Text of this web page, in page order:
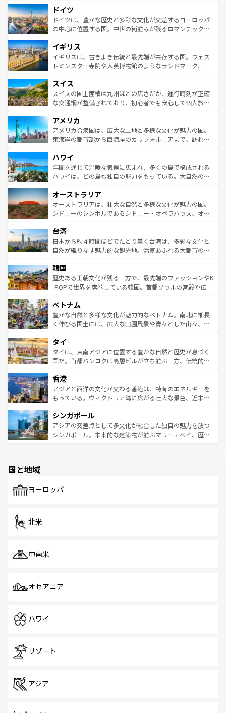
せる。地方によって風土や気候が異なるスペインはその個
性で訪れる人を魅了する。 なお、新着のスペイン情報は コ
ンテンツ一覧を参照してほしい。
で、幅広い魅力が詰まっている。華麗な宮殿、歴史的な大
聖堂、美しいビーチ、そして豊かな自然が、訪れる者を心
から魅了する。また、フランスは美食の国としても知ら
いる。シャンパンの発祥地であるランス、プロヴァンスの
香り高いラベンダー畑など、多彩な楽しみ方が可能だ。さ
らに、パリ以外の地域にも魅力が溢れており、どの街角に
れる地方に足を運ぶとそれぞれで全く異なる文化を体験で
きるだろう。 なお、新着のフランス情報はコンテンツ一覧
を参照してほしい。
ドイツ
ドイツは、豊かな歴史と多彩な文化が交差するヨーロッパ
の中心に位置する国。中世の街並みが残るロマンチック街
顔を持つこの国は、どこを歩いても飽きることがない。ベ
ルリンの文化的活気、バイエルン州のアルプスの絶景、そ
してライン川沿いのワイン畑といった風景は必見。ビール
は、お酒好きな人にはぜひ体験してほしい。 なお、新着の
ドイツ情報はコンテンツ一覧を参照してほしい。
イギリス
イギリスは、古きよき伝統と最先端が共存する国。ウェス
トミンスター寺院や大英博物館のようなランドマーク、歴
リアごとに異なる魅力がある。また、優雅なアフタヌーン
ティー、ビール好きにはたまらない英国パブ、サッカー観
戦など、本場だからこそできる体験も豊富。イギリスを旅
ンツ一覧を参照してほしい。
スイス
スイスの国土面積は九州ほどの広さだが、運行時刻が正確
な交通網が整備されており、初心者でも安心して個人旅行
の建物がそのまま残る町や、スイスならではのユニークな
博物館もあり、アルプス観光だけでなく町歩きも満喫する
ことができる。国民の所得が高いため物価も高いが、旅行
ば市内交通費無料で観光を楽しむこともできる。 なお、新
着のスイス情報はコンテンツ一覧 を参照してほしい。
アメリカ
アメリカ合衆国は、広大な土地と多様な文化が魅力の国。
東海岸の都市部から西海岸のカリフォルニアまで、訪れる
のような巨大都市は、観光、ショッピング、エンターテイ
ンメントが詰まった刺激的なスポットだ。一方、アメリカ
西部には大自然が広がり、グランドキャニオンやイエロー
部のニューオーリンズでは、音楽と美食が融合した独特の
文化が魅力。旅行者はアメリカの各地域で異なる魅力を楽
しみながら、その多様性と豊かな歴史を感じることができ
ならではの贅沢な旅のスタイルだ。 なお、新着のアメリカ
情報はコンテンツ一覧を参照してほしい。
ハワイ
年間を通じて温暖な気候に恵まれ、多くの島で構成される
ハワイは、どの島も独自の魅力をもっている。大自然の神
ワイ島は見逃せない。また、定番の観光地といえばオアフ
島だが、静かな自然を求めるならマウイ島やカウアイ島が
おすすめ。エメラルドグリーンに輝く海をはじめ、豊かな
れるおもてなしの心で訪れる人々を迎えてくれるハワイの
人々、おいしいローカルフードやハワイアンミュージッ
ク、伝統的なフラダンスなど、すべてがハワイの魅力を彩
ワイを、存分に味わってほしい。 なお、新着のハワイ情報
はコンテンツ一覧を参照してほしい。
オーストラリア
オーストラリアは、壮大な自然と多様な文化が魅力の国。
シドニーのシンボルであるシドニー・オペラハウス、オー
リアリーフや大陸中央部にそびえるウルル（エアーズロッ
ク）、タスマニアの美しい原生林やケアンズの熱帯雨林な
ど、見どころがたくさん。また、カフェやワイン、オージ
いる。アクティビティも充実しており、サーフィンやダイ
ビング、ハイキングなど、アウトドア好きにはたまらな
い。オーストラリアの多彩な魅力を存分に味わいつくそ
参照してほしい。
台湾
日本から約４時間ほどでたどり着く台湾は、多彩な文化と
自然が織りなす魅力的な観光地。活気あふれる大都市の台
ン）、静ひつな山岳地帯である台湾東部など、都市の喧騒
と山間の静けさが共存しており、訪れる人に新しい発見と
驚きをもたらしてくれる。また、奥深い台湾の食文化も魅
容にもいいと評判のスイーツなど、バラエティ豊かな料理
が味わえる。 なお、新着の台湾情報は コンテンツ一覧を参
照してほしい。
韓国
歴史ある王朝文化が残る一方で、最先端のファッションやK
-POPで世界を席巻している韓国。首都ソウルの宮殿や伝統
き、地方に足を延ばせば四季折々の自然美を楽しむことが
できる。そして、キムチや焼肉、絶品のストリートフード
まで、さまざまな韓国料理が待っている。夜には、韓国な
リティに包まれながら、韓国の多彩な魅力を心ゆくまで味
わってみてほしい。 なお、新着の韓国情報はコンテンツ一
覧を参照してほしい。
ベトナム
豊かな自然と多様な文化が魅力的なベトナム。南北に細長
く伸びる国土には、広大な田園風景や青々とした山々、世
急速な発展と共に伝統が息づく。ハノイの古い町並みやホ
ーチミン市のフランス統治時代の建物も、独特の雰囲気を
醸し出している。また、バラエティの豊かさとおいしさで
とつ。フォーやバインミー、ベトナムコーヒーなどは、ぜ
ひ現地で味わいたい。どの地域を訪れてもあたたかい人々
が旅行者を迎えてくれるので、きっと忘れられない旅にな
参照してほしい。
タイ
タイは、東南アジアに位置する豊かな自然と歴史が息づく
国だ。首都バンコクは高層ビルが立ち並ぶ一方、伝統的な
の活気が交差している。北部ではチェンマイなどの山岳地
帯で自然と触れ合い、南部ではプーケットやクラビの美し
いビーチでリゾート気分を楽しむことができる。タイ料理
激する。気候は一年中温暖で、どの季節にも異なる楽しみ
が待っている。親しみやすいタイの人々、仏教を中心とし
た文化、そして多様な観光資源が、訪れる旅人を魅了し続
香港
アジアと西洋の文化が交わる香港は、特有のエネルギーを
もっている。ヴィクトリア湾に広がる壮大な景色、近未来
み、どこを訪れても感動するはず。観光スポットが密集し
ており、効率よく見どころを回れるのも魅力。息をのむよ
うな絶景から文化的な体験まで、香港を存分に楽しみ尽く
シンガポール
アジアの交差点として多文化が融合した独自の魅力を放つ
シンガポール。未来的な建築物が並ぶマリーナベイ、歴史
で、ホーカーズは地元の風情を楽しめる外せないスポット
国と地域
ヨーロッパ
北米
中南米
オセアニア
ハワイ
リゾート
アジア